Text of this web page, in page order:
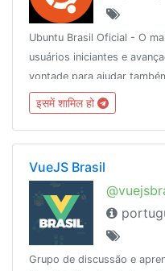
Ubuntu Brasil Oficial - O
usuários iniciantes e
vontade para ajudar
👥 @terminalgnulinux👥
(canal)
इसमें शामिल हो
VueJS Brasil
Grupo de discussão e